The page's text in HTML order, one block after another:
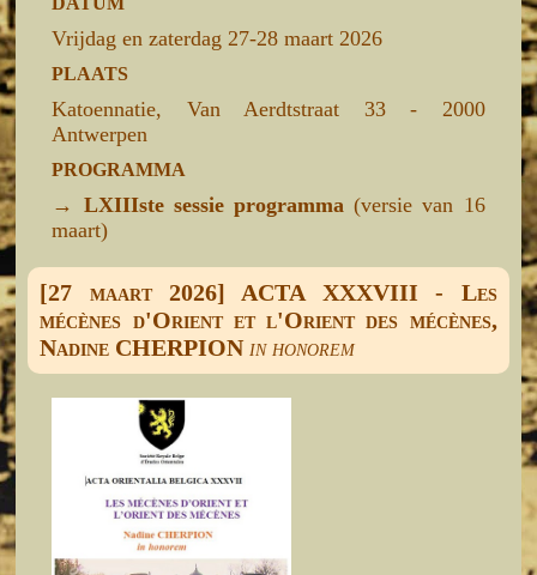
Vrijdag en zaterdag 27-28 maart 2026
PLAATS
Katoennatie, Van Aerdtstraat 33 - 2000
Antwerpen
PROGRAMMA
→ LXIIIste sessie programma (versie van 16
maart)
[27 maart 2026] ACTA XXXVIII - Les
mécènes d'Orient et l'Orient des mécènes,
Nadine CHERPION in honorem